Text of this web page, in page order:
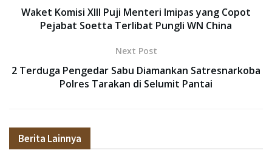
Waket Komisi XIII Puji Menteri Imipas yang Copot
Pejabat Soetta Terlibat Pungli WN China
Next Post
2 Terduga Pengedar Sabu Diamankan Satresnarkoba
Polres Tarakan di Selumit Pantai
Berita Lainnya